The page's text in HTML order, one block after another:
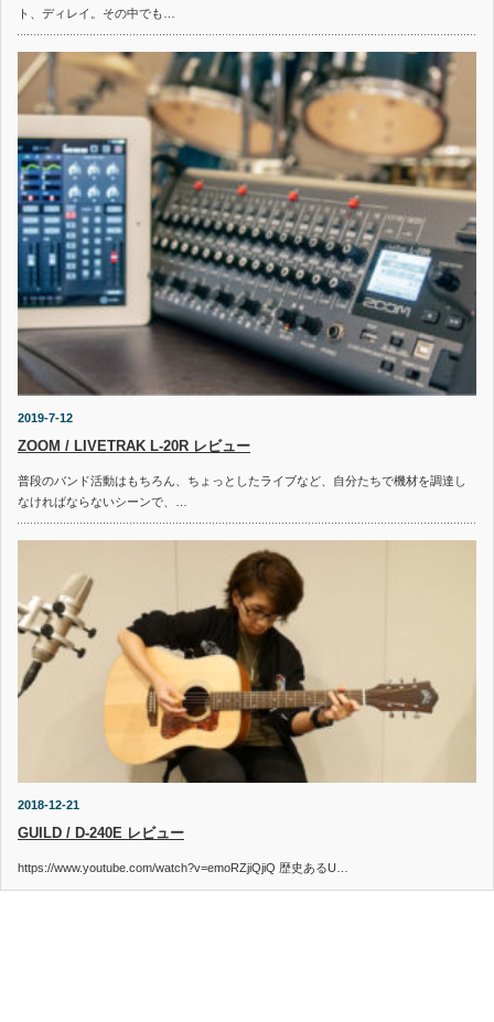
ト、ディレイ。その中でも…
2019-7-12
ZOOM / LIVETRAK L-20R レビュー
普段のバンド活動はもちろん、ちょっとしたライブなど、自分たちで機材を調達し
なければならないシーンで、…
2018-12-21
GUILD / D-240E レビュー
https://www.youtube.com/watch?v=emoRZjiQjiQ 歴史あるU…